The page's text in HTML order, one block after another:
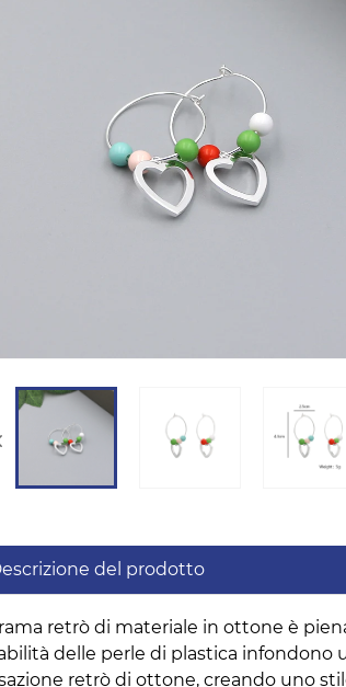
del prodotto
retrò di materiale in ottone è
delle perle di plastica
retrò di ottone, creando uno